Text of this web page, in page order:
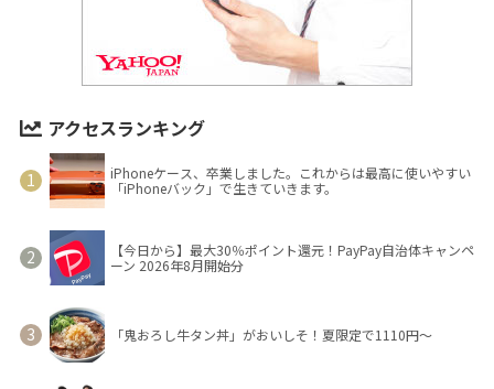
アクセスランキング
iPhoneケース、卒業しました。これからは最高に使いやすい
「iPhoneバック」で生きていきます。
【今日から】最大30％ポイント還元！PayPay自治体キャンペ
ーン 2026年8月開始分
「鬼おろし牛タン丼」がおいしそ！夏限定で1110円～